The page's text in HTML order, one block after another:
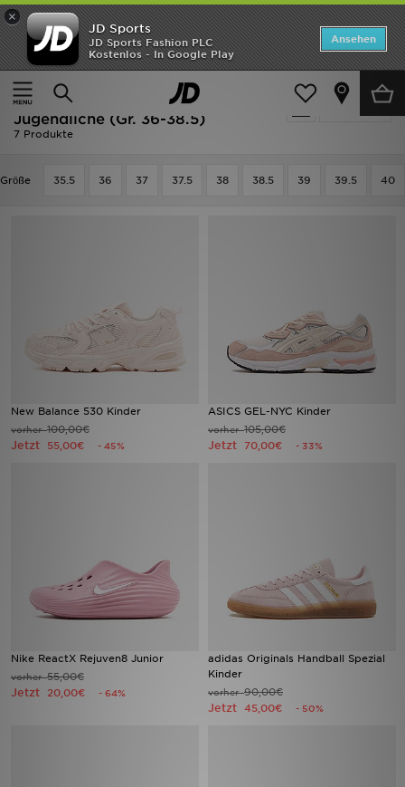
×
JD Sports
JD Sports Fashion PLC
Kostenlos - In Google Play
Ansehen
Home
Kinder Schuhe Jugendliche (Gr. 36-38.5)
Verfeinern
Ausverkauf | Kinder - Rosa Schuhe
Jugendliche (Gr. 36-38.5)
7 Produkte
Grӧße 35.5 36 37 37.5 38 38.5 39 39.5 40
New Balance 530 Kinder
vorher100,00€
Jetzt 55,00€ - 45%
ASICS GEL-NYC Kinder
vorher105,00€
Jetzt 70,00€ - 33%
Nike ReactX Rejuven8 Junior
vorher55,00€
Jetzt 20,00€ - 64%
adidas Originals Handball Spezial
Kinder
vorher90,00€
Jetzt 45,00€ - 50%
ANGEBOTE
Neuheiten
Herren
Sport
Lade die APP
Filialfinder
Geschenkgutschein
Studenten
Blog